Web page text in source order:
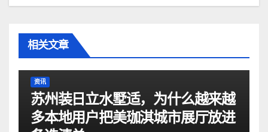
相关文章
资讯
苏州装日立水墅适，为什么越来越
多本地用户把美珈淇城市展厅放进